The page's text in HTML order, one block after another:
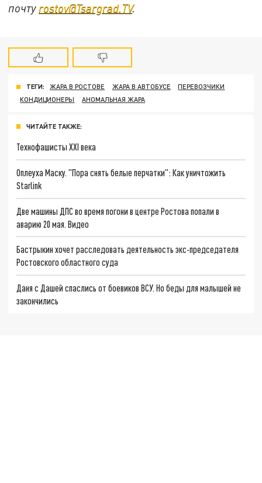
почту rostov@Tsargrad.ТV.
ТЕГИ: ЖАРА В РОСТОВЕ ЖАРА В АВТОБУСЕ
ПЕРЕВОЗЧИКИ
КОНДИЦИОНЕРЫ
АНОМАЛЬНАЯ ЖАРА
ЧИТАЙТЕ ТАКЖЕ:
Технофашисты XXI века
Оплеуха Маску. "Пора снять белые перчатки": Как уничтожить
Starlink
Две машины ДПС во время погони в центре Ростова попали в
аварию 20 мая. Видео
Бастрыкин хочет расследовать деятельность экс-председателя
Ростовского областного суда
Даня с Дашей спаслись от боевиков ВСУ. Но беды для малышей не
закончились